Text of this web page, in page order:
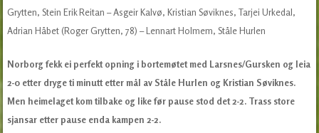
Grytten, Stein Erik Reitan – Asgeir Kalvø, Kristian Søviknes, Tarjei Urkedal,
Adrian Håbet (Roger Grytten, 78) – Lennart Holmem, Ståle Hurlen
Norborg fekk ei perfekt opning i bortemøtet med Larsnes/Gursken og leia
2-0 etter dryge ti minutt etter mål av Ståle Hurlen og Kristian Søviknes.
Men heimelaget kom tilbake og like før pause stod det 2-2. Trass store
sjansar etter pause enda kampen 2-2.